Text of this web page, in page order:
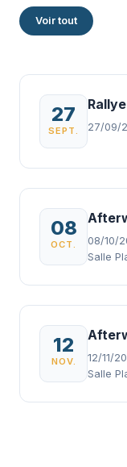
Voir tout
27
SEPT. 27/09/
08
OCT.
08/10/
Salle
12
NOV.
12/11/
Salle